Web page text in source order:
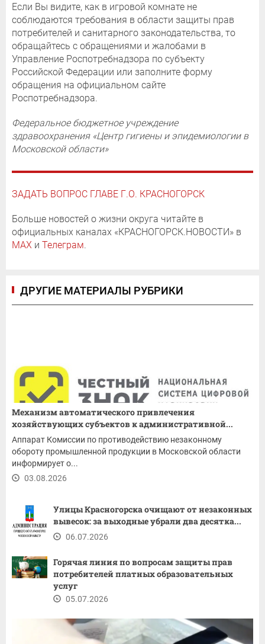
Если Вы видите, как в игровой комнате не
соблюдаются требования в области защиты прав
потребителей и санитарного законодательства, то
обращайтесь с обращениями и жалобами в
Управление Роспотребнадзора по субъекту
Российской Федерации или заполните форму
обращения на официальном сайте
Роспотребнадзора.
Федеральное бюджетное учреждение
здравоохранения «Центр гигиены и эпидемиологии в
Московской области»
ЗАДАТЬ ВОПРОС ГЛАВЕ Г.О. КРАСНОГОРСК
Больше новостей о жизни округа читайте в
официальных каналах «КРАСНОГОРСК.НОВОСТИ» в
MAX и Телеграм.
ДРУГИЕ МАТЕРИАЛЫ РУБРИКИ
Механизм автоматического привлечения
хозяйствующих субъектов к административной...
Аппарат Комиссии по противодействию незаконному
обороту промышленной продукции в Московской области
информирует о...
03.08.2026
Улицы Красногорска очищают от незаконных
вывесок: за выходные убрали два десятка...
06.07.2026
Горячая линия по вопросам защиты прав
потребителей платных образовательных
услуг
05.07.2026